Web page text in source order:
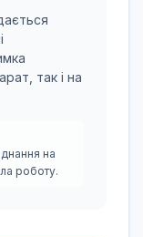
так і на
на
роботу.